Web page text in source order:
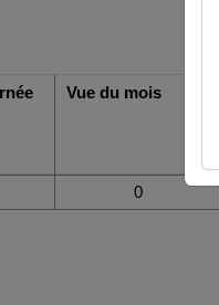
Vue du mois
0